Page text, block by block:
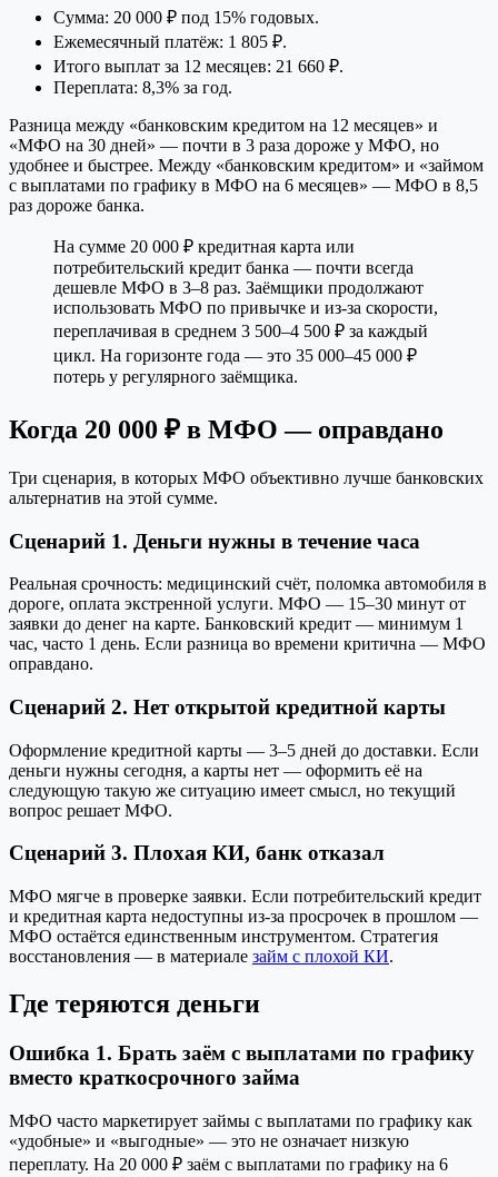
Сумма: 20 000 ₽ под 15% годовых.
Ежемесячный платёж: 1 805 ₽.
Итого выплат за 12 месяцев: 21 660 ₽.
Переплата: 8,3% за год.
Разница между «банковским кредитом на 12 месяцев» и
«МФО на 30 дней» — почти в 3 раза дороже у МФО, но
удобнее и быстрее. Между «банковским кредитом» и «займом
с выплатами по графику в МФО на 6 месяцев» — МФО в 8,5
раз дороже банка.
На сумме 20 000 ₽ кредитная карта или
потребительский кредит банка — почти всегда
дешевле МФО в 3–8 раз. Заёмщики продолжают
использовать МФО по привычке и из-за скорости,
переплачивая в среднем 3 500–4 500 ₽ за каждый
цикл. На горизонте года — это 35 000–45 000 ₽
потерь у регулярного заёмщика.
Когда 20 000 ₽ в МФО — оправдано
Три сценария, в которых МФО объективно лучше банковских
альтернатив на этой сумме.
Сценарий 1. Деньги нужны в течение часа
Реальная срочность: медицинский счёт, поломка автомобиля в
дороге, оплата экстренной услуги. МФО — 15–30 минут от
заявки до денег на карте. Банковский кредит — минимум 1
час, часто 1 день. Если разница во времени критична — МФО
оправдано.
Сценарий 2. Нет открытой кредитной карты
Оформление кредитной карты — 3–5 дней до доставки. Если
деньги нужны сегодня, а карты нет — оформить её на
следующую такую же ситуацию имеет смысл, но текущий
вопрос решает МФО.
Сценарий 3. Плохая КИ, банк отказал
МФО мягче в проверке заявки. Если потребительский кредит
и кредитная карта недоступны из-за просрочек в прошлом —
МФО остаётся единственным инструментом. Стратегия
восстановления — в материале займ с плохой КИ.
Где теряются деньги
Ошибка 1. Брать заём с выплатами по графику
вместо краткосрочного займа
МФО часто маркетирует займы с выплатами по графику как
«удобные» и «выгодные» — это не означает низкую
переплату. На 20 000 ₽ заём с выплатами по графику на 6